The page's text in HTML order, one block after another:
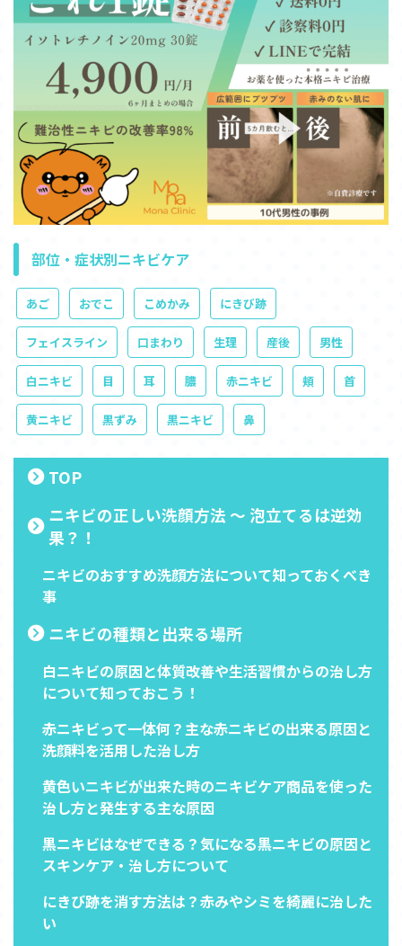
部位・症状別ニキビケア
あご おでこ こめかみ にきび跡
フェイスライン 口まわり 生理 産後 男性
白ニキビ 目 耳 膿 赤ニキビ 頬 首
黄ニキビ 黒ずみ 黒ニキビ 鼻
TOP
ニキビの正しい洗顔方法 ～ 泡立てるは逆効
果？！
ニキビのおすすめ洗顔方法について知っておくべき
事
ニキビの種類と出来る場所
白ニキビの原因と体質改善や生活習慣からの治し方
について知っておこう！
赤ニキビって一体何？主な赤ニキビの出来る原因と
洗顔料を活用した治し方
黄色いニキビが出来た時のニキビケア商品を使った
治し方と発生する主な原因
黒ニキビはなぜできる？気になる黒ニキビの原因と
スキンケア・治し方について
にきび跡を消す方法は？赤みやシミを綺麗に治した
い